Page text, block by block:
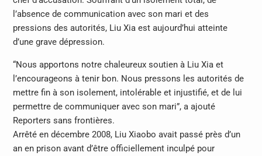
l’absence de communication avec son mari et des
pressions des autorités, Liu Xia est aujourd’hui atteinte
d’une grave dépression.
“Nous apportons notre chaleureux soutien à Liu Xia et
l’encourageons à tenir bon. Nous pressons les autorités de
mettre fin à son isolement, intolérable et injustifié, et de lui
permettre de communiquer avec son mari”, a ajouté
Reporters sans frontières.
Arrêté en décembre 2008, Liu Xiaobo avait passé près d’un
an en prison avant d’être officiellement inculpé pour